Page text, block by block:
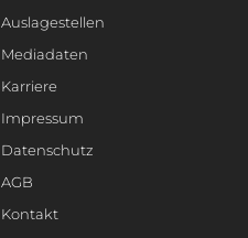
Auslagestellen
Mediadaten
Karriere
Impressum
Datenschutz
AGB
Kontakt